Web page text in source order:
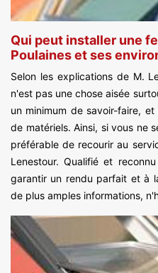
Qui peut installer une
Poulaines et ses
Selon les explications de M.
n'est pas une chose aisée
un minimum de savoir-faire,
de matériels. Ainsi, si vous ne
préférable de recourir au
Lenestour. Qualifié et
garantir un rendu parfait et à
de plus amples informations,